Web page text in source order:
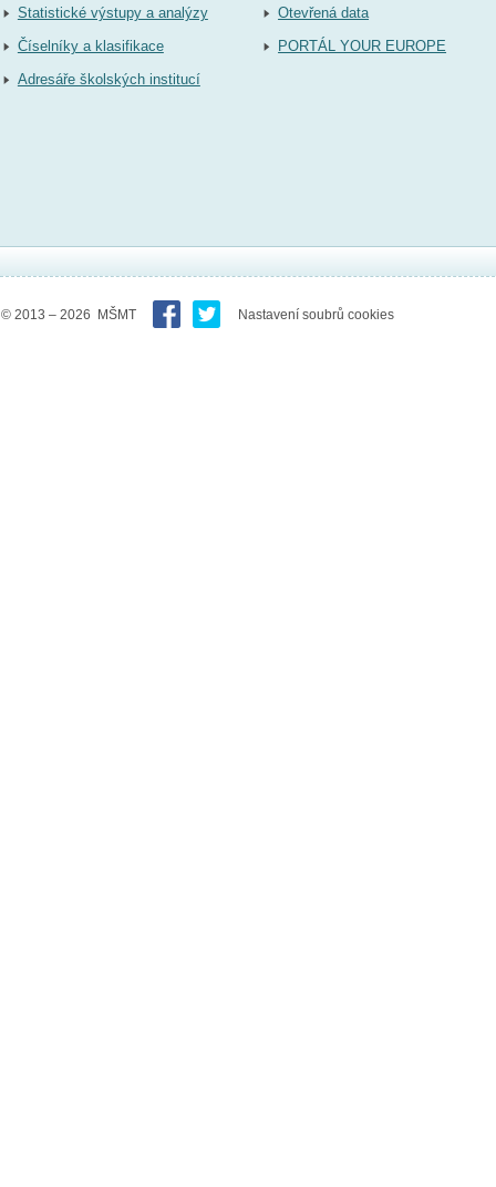
Statistické výstupy a analýzy
Číselníky a klasifikace
Adresáře školských institucí
Otevřená data
PORTÁL YOUR EUROPE
© 2013 – 2026 MŠMT Nastavení soubrů cookies